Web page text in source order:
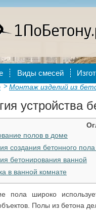
Виды смесей
Монтаж изделий из
устройства
полов в доме
создания бетонного
бетонирования ванной
в ванной комнате
пола широко
Полы из бетона